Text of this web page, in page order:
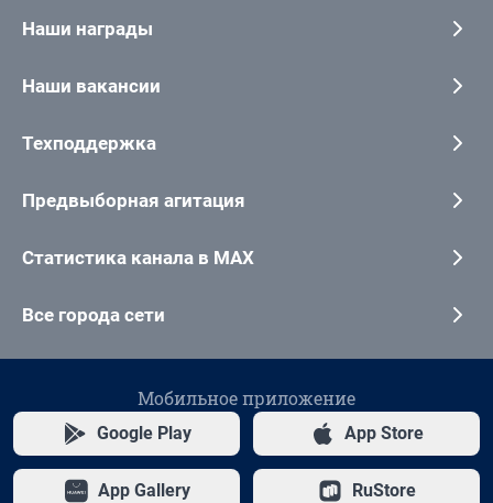
Наши награды
Наши вакансии
Техподдержка
Предвыборная агитация
Статистика канала в MAX
Все города сети
Мобильное приложение
Google Play App Store
App Gallery RuStore